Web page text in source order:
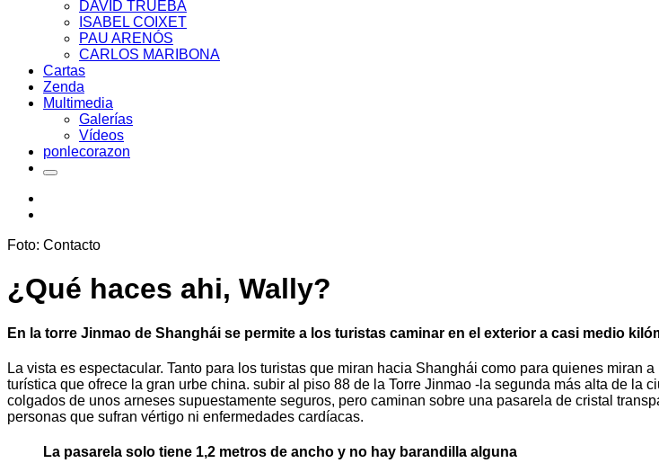
DAVID TRUEBA
ISABEL COIXET
PAU ARENÓS
CARLOS MARIBONA
Cartas
Zenda
Multimedia
Galerías
Vídeos
ponlecorazon
Foto: Contacto
¿Qué haces ahi, Wally?
En la torre Jinmao de Shanghái se permite a los turistas caminar en el exterior a casi medio
La vista es espectacular. Tanto para los turistas que miran hacia Shanghái como para quienes
turística que ofrece la gran urbe china. subir al piso 88 de la Torre Jinmao -la segunda más alta de la
colgados de unos arneses supuestamente seguros, pero caminan sobre una pasarela de cristal
personas que sufran vértigo ni enfermedades cardíacas.
La pasarela solo tiene 1,2 metros de ancho y no hay barandilla alguna